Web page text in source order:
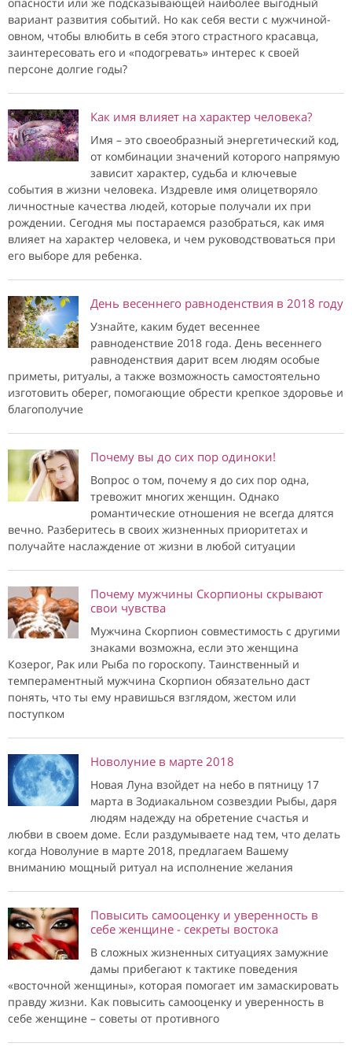
вариант развития событий. Но как себя вести с мужчиной-
овном, чтобы влюбить в себя этого страстного красавца,
заинтересовать его и «подогревать» интерес к своей
персоне долгие годы?
Как имя влияет на характер человека?
Имя – это своеобразный энергетический код,
от комбинации значений которого напрямую
зависит характер, судьба и ключевые
события в жизни человека. Издревле имя олицетворяло
личностные качества людей, которые получали их при
рождении. Сегодня мы постараемся разобраться, как имя
влияет на характер человека, и чем руководствоваться при
его выборе для ребенка.
День весеннего равноденствия в 2018 году
Узнайте, каким будет весеннее
равноденствие 2018 года. День весеннего
равноденствия дарит всем людям особые
приметы, ритуалы, а также возможность самостоятельно
изготовить оберег, помогающие обрести крепкое здоровье и
благополучие
Почему вы до сих пор одиноки!
Вопрос о том, почему я до сих пор одна,
тревожит многих женщин. Однако
романтические отношения не всегда длятся
вечно. Разберитесь в своих жизненных приоритетах и
получайте наслаждение от жизни в любой ситуации
Почему мужчины Скорпионы скрывают
свои чувства
Мужчина Скорпион совместимость с другими
знаками возможна, если это женщина
Козерог, Рак или Рыба по гороскопу. Таинственный и
темпераментный мужчина Скорпион обязательно даст
понять, что ты ему нравишься взглядом, жестом или
поступком
Новолуние в марте 2018
Новая Луна взойдет на небо в пятницу 17
марта в Зодиакальном созвездии Рыбы, даря
людям надежду на обретение счастья и
любви в своем доме. Если раздумываете над тем, что делать
когда Новолуние в марте 2018, предлагаем Вашему
вниманию мощный ритуал на исполнение желания
Повысить самооценку и уверенность в
себе женщине - секреты востока
В сложных жизненных ситуациях замужние
дамы прибегают к тактике поведения
«восточной женщины», которая помогает им замаскировать
правду жизни. Как повысить самооценку и уверенность в
себе женщине – советы от противного